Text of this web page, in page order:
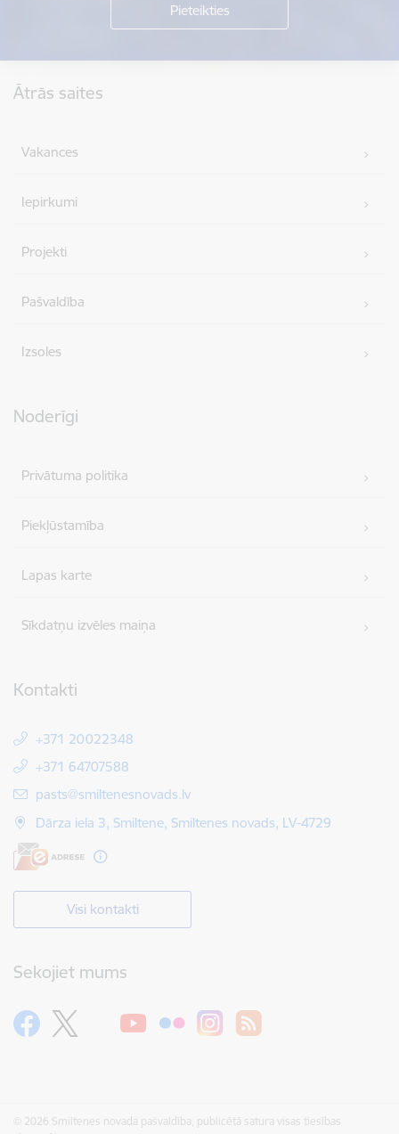
Ātrās saites
Vakances
Iepirkumi
Projekti
Pašvaldība
Izsoles
Noderīgi
Privātuma politika
Piekļūstamība
Lapas karte
Sīkdatņu izvēles maiņa
Kontakti
+371 20022348
+371 64707588
E-pasts:
pasts@smiltenesnovads.lv
Dārza iela 3, Smiltene, Smiltenes novads, LV-4729
Visi kontakti
Sekojiet mums
© 2026 Smiltenes novada pašvaldība, publicētā satura visas tiesības